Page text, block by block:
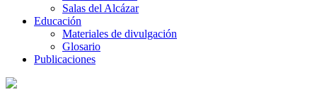
Salas del Alcázar
Educación
Materiales de divulgación
Glosario
Publicaciones